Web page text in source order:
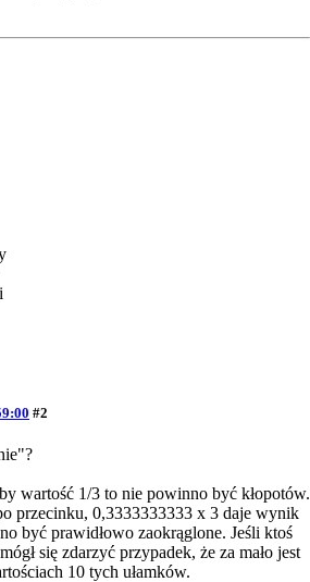
#2
wartość 1/3 to nie powinno być kłopotów.
przecinku, 0,3333333333 x 3 daje wynik
być prawidłowo zaokrąglone. Jeśli ktoś
się zdarzyć przypadek, że za mało jest
10 tych ułamków.